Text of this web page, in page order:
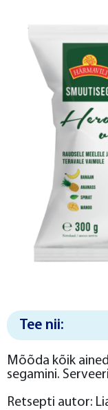
Tee nii:
Mõõda kõik
segamini.
Retsepti autor: